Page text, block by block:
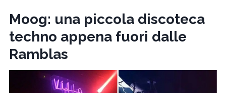
Moog: una piccola discoteca
techno appena fuori dalle
Ramblas